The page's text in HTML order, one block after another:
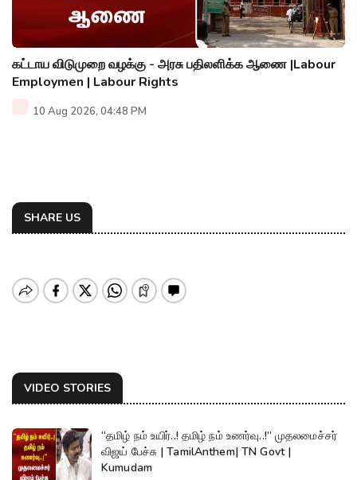
கட்டாய விடுமுறை வழக்கு - அரசு பதிலளிக்க ஆணை |Labour
Employmen | Labour Rights
10 Aug 2026, 04:48 PM
SHARE US
VIDEO STORIES
“தமிழ் நம் உயிர்..! தமிழ் நம் உணர்வு..!” முதலமைச்சர்
விஜய் பேச்சு | TamilAnthem| TN Govt |
Kumudam